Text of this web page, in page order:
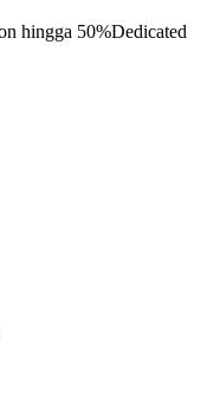
hingga 50%Dedicated